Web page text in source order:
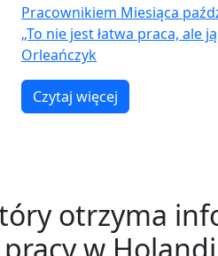
Pracownikiem Miesiąca
„To nie jest łatwa praca, ale
Orleańczyk
Czytaj więcej
otrzyma
w